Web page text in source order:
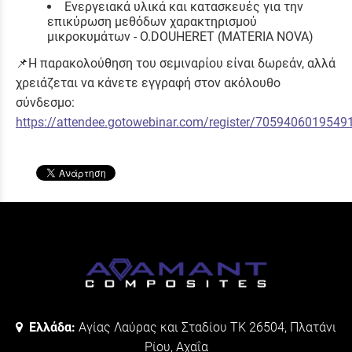
Ενεργειακά υλικά και κατασκευές για την
επικύρωση μεθόδων χαρακτηρισμού
μικροκυμάτων - O.DOUHERET (MATERIA NOVA)
📌Η παρακολούθηση του σεμιναρίου είναι δωρεάν, αλλά
χρειάζεται να κάνετε εγγραφή στον ακόλουθο
σύνδεσμο:
https://attendee.gotowebinar.com/register/
Ελλάδα: Αγίας Λαύρας και Σταδίου ΤΚ 26504, Πλατάνι
Ρίου, Αχαΐα